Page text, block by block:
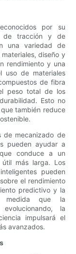
por su
de tracción y de
una variedad de
diseño y
rendimiento y una
uso de materiales
de fibra
peso total de los
Esto no
también reduce
de mecanizado de
pueden ayudar a
conduce a un
más larga. Los
pueden
el rendimiento
predictivo y la
medida que la
la
impulsará el
avanzados.